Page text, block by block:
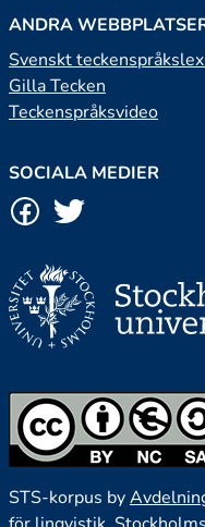
ANDRA
Svenskt
Gilla Tecken
Teckenspråksvideo
SOCIALA MEDIER
STS-korpus by